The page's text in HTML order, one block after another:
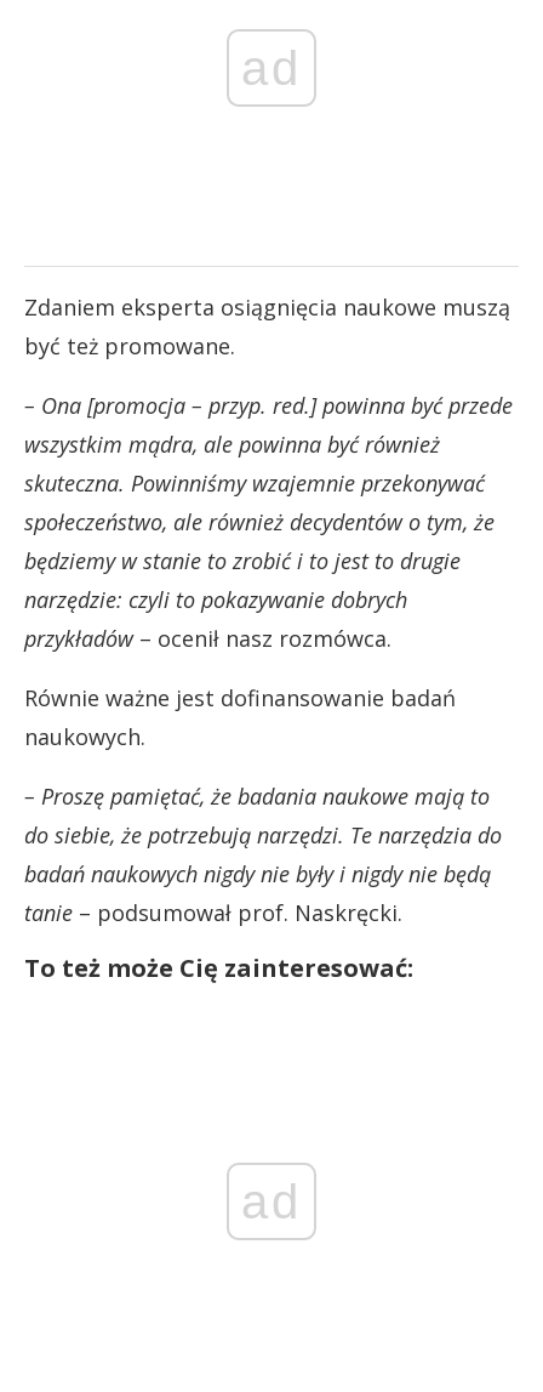
ad
Zdaniem eksperta osiągnięcia naukowe muszą
być też promowane.
– Ona [promocja – przyp. red.] powinna być przede
wszystkim mądra, ale powinna być również
skuteczna. Powinniśmy wzajemnie przekonywać
społeczeństwo, ale również decydentów o tym, że
będziemy w stanie to zrobić i to jest to drugie
narzędzie: czyli to pokazywanie dobrych
przykładów– ocenił nasz rozmówca.
Równie ważne jest dofinansowanie badań
naukowych.
– Proszę pamiętać, że badania naukowe mają to
do siebie, że potrzebują narzędzi. Te narzędzia do
badań naukowych nigdy nie były i nigdy nie będą
tanie – podsumował prof. Naskręcki.
To też może Cię zainteresować:
ad